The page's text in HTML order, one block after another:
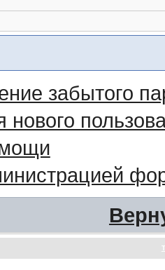
забытого
нового